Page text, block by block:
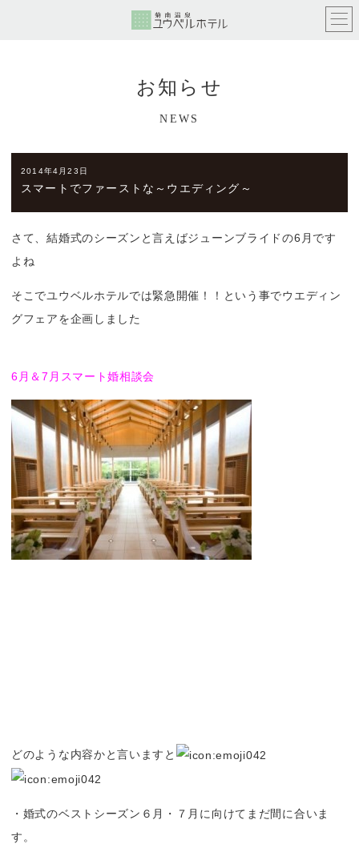
お知らせ
NEWS
2014年4月23日
スマートでファーストな～ウエディング～
さて、結婚式のシーズンと言えばジューンブライドの6月です
よね
そこでユウベルホテルでは緊急開催！！という事でウエディン
グフェアを企画しました
6月＆7月スマート婚相談会
どのような内容かと言いますと
・婚式のベストシーズン６月・７月に向けてまだ間に合いま
す。